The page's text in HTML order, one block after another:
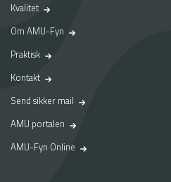
Kvalitet
Om AMU-Fyn
Praktisk
Kontakt
Send sikker mail
AMU portalen
AMU-Fyn Online